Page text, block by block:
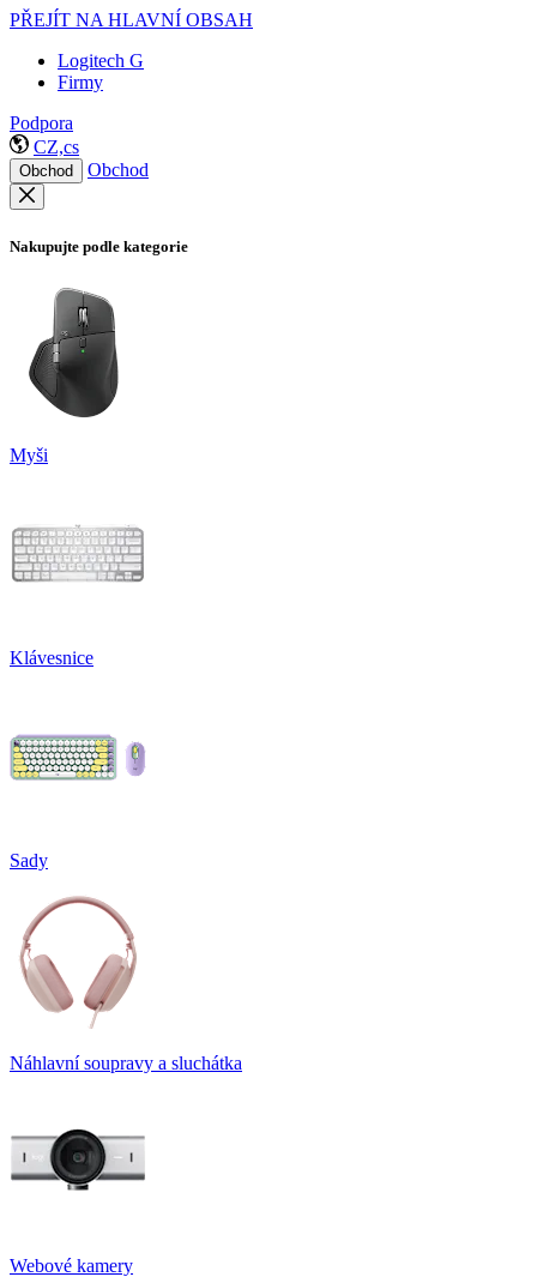
PŘEJÍT NA HLAVNÍ OBSAH
Logitech G
Firmy
Podpora
CZ,cs
Obchod Obchod
Nakupujte podle kategorie
Myši
Klávesnice
Sady
Náhlavní soupravy a sluchátka
Webové kamery